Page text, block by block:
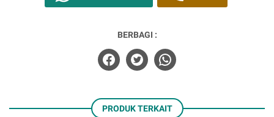
BERBAGI :
PRODUK TERKAIT